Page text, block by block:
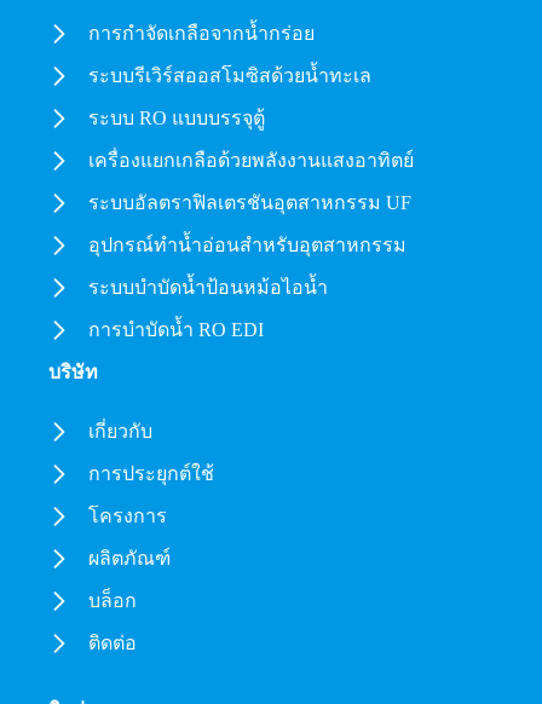
การกำจัดเกลือจากน้ำกร่อย
ระบบรีเวิร์สออสโมซิสด้วยน้ำทะเล
ระบบ RO แบบบรรจุตู้
เครื่องแยกเกลือด้วยพลังงานแสงอาทิตย์
ระบบอัลตราฟิลเตรชันอุตสาหกรรม UF
อุปกรณ์ทำน้ำอ่อนสำหรับอุตสาหกรรม
ระบบบำบัดน้ำป้อนหม้อไอน้ำ
การบำบัดน้ำ RO EDI
บริษัท
เกี่ยวกับ
การประยุกต์ใช้
โครงการ
ผลิตภัณฑ์
บล็อก
ติดต่อ